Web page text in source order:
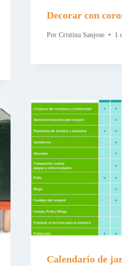
Decorar con
Por Cristina Sanjose 1
Calendario de